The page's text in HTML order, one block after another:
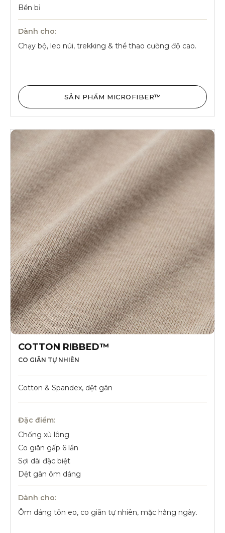
Bền bỉ
Dành cho:
Chạy bộ, leo núi, trekking & thể thao cường độ cao.
SẢN PHẨM MICROFIBER™
COTTON RIBBED™
CO GIÃN TỰ NHIÊN
Cotton & Spandex, dệt gân
Đặc điểm:
Chống xù lông
Co giãn gấp 6 lần
Sợi dài đặc biệt
Dệt gân ôm dáng
Dành cho:
Ôm dáng tôn eo, co giãn tự nhiên, mặc hằng ngày.